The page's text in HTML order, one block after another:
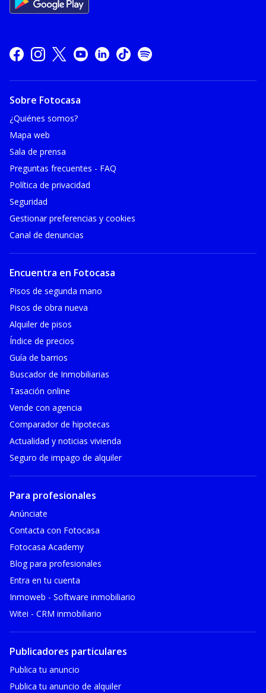
Sobre Fotocasa
¿Quiénes somos?
Mapa web
Sala de prensa
Preguntas frecuentes - FAQ
Política de privacidad
Seguridad
Gestionar preferencias y cookies
Canal de denuncias
Encuentra en Fotocasa
Pisos de segunda mano
Pisos de obra nueva
Alquiler de pisos
Índice de precios
Guía de barrios
Buscador de Inmobiliarias
Tasación online
Vende con agencia
Comparador de hipotecas
Actualidad y noticias vivienda
Seguro de impago de alquiler
Para profesionales
Anúnciate
Contacta con Fotocasa
Fotocasa Academy
Blog para profesionales
Entra en tu cuenta
Inmoweb - Software inmobiliario
Witei - CRM inmobiliario
Publicadores particulares
Publica tu anuncio
Publica tu anuncio de alquiler